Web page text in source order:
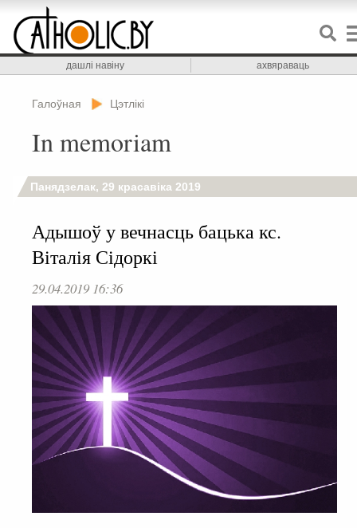
дашлі навіну ахвяраваць
Галоўная Цэтлікі
In memoriam
Панядзелак, 29 красавіка 2019
Адышоў у вечнасць бацька кс.
Віталія Сідоркі
29.04.2019 16:36